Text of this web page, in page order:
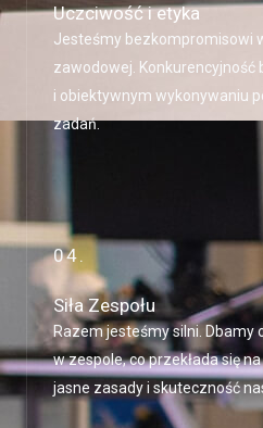
Uczciwość i etyka
Jesteśmy bezkompromisowi
zawodowej.
i obiektywnym wykonywaniu
zadań.
04.
Siła Zespołu
Razem jesteśmy silni.
w zespole, co przekłada się
jasne zasady i skuteczność